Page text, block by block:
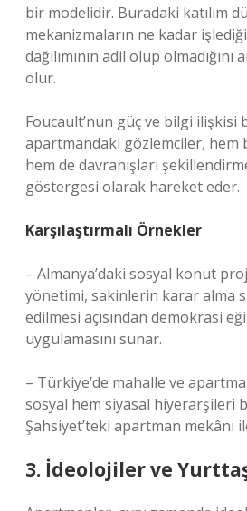
bir modelidir. Buradaki katılım
mekanizmaların ne kadar
dağılımının adil olup olmadığını
olur.
Foucault’nun güç ve bilgi ilişkisi
apartmandaki gözlemciler, hem
hem de davranışları
göstergesi olarak hareket eder.
Karşılaştırmalı Örnekler
– Almanya’daki sosyal konut
yönetimi, sakinlerin karar alma
edilmesi açısından demokrasi
uygulamasını sunar.
– Türkiye’de mahalle ve
sosyal hem siyasal hiyerarşileri
Şahsiyet’teki apartman mekânı
3. İdeolojiler ve